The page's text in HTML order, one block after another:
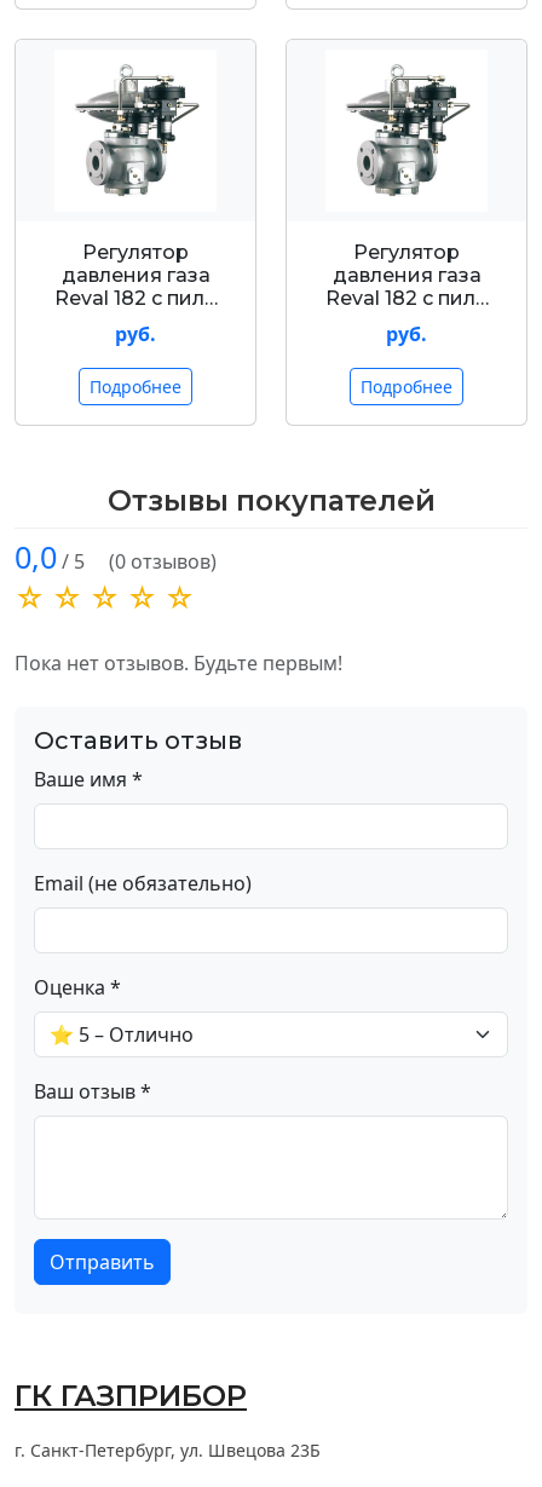
Регулятор
давления газа
Reval 182 с пил…
руб.
Подробнее
Регулятор
давления газа
Reval 182 с пил…
руб.
Подробнее
Отзывы покупателей
0,0/ 5 (0 отзывов)
☆ ☆ ☆ ☆ ☆
Пока нет отзывов. Будьте первым!
Оставить отзыв
Ваше имя *
Email (не обязательно)
Оценка *
Ваш отзыв *
Отправить
ГК ГАЗПРИБОР
г. Санкт-Петербург, ул. Швецова 23Б